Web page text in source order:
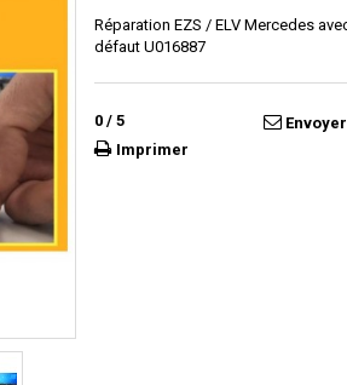
Réparation EZS / ELV Mercedes
défaut U016887
0 / 5
Imprimer